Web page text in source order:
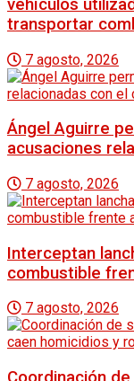
vehículos
transportar
7 agosto, 2026
Ángel Aguirre
acusaciones
7 agosto, 2026
Interceptan
combustible
7 agosto, 2026